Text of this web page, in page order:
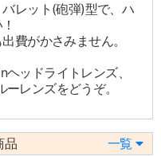
レット(砲弾)型で、ハ
費がかさみません。
ッドライトレンズ、
レンズをどうぞ。
品 一覧